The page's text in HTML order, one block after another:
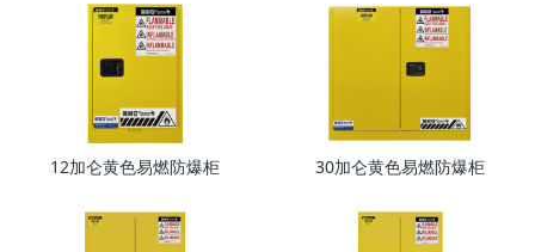
12加仑黄色易燃防爆柜 30加仑黄色易燃防爆柜